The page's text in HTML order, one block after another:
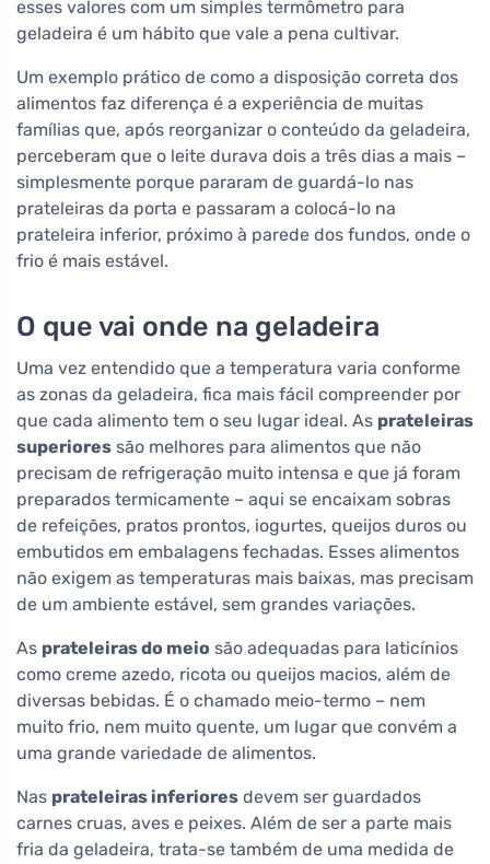
esses valores com um simples termômetro para
geladeira é um hábito que vale a pena cultivar.
Um exemplo prático de como a disposição correta dos
alimentos faz diferença é a experiência de muitas
famílias que, após reorganizar o conteúdo da geladeira,
perceberam que o leite durava dois a três dias a mais –
simplesmente porque pararam de guardá-lo nas
prateleiras da porta e passaram a colocá-lo na
prateleira inferior, próximo à parede dos fundos, onde o
frio é mais estável.
O que vai onde na geladeira
Uma vez entendido que a temperatura varia conforme
as zonas da geladeira, fica mais fácil compreender por
que cada alimento tem o seu lugar ideal. As prateleiras
superiores são melhores para alimentos que não
precisam de refrigeração muito intensa e que já foram
preparados termicamente – aqui se encaixam sobras
de refeições, pratos prontos, iogurtes, queijos duros ou
embutidos em embalagens fechadas. Esses alimentos
não exigem as temperaturas mais baixas, mas precisam
de um ambiente estável, sem grandes variações.
As prateleiras do meio são adequadas para laticínios
como creme azedo, ricota ou queijos macios, além de
diversas bebidas. É o chamado meio-termo – nem
muito frio, nem muito quente, um lugar que convém a
uma grande variedade de alimentos.
Nas prateleiras inferiores devem ser guardados
carnes cruas, aves e peixes. Além de ser a parte mais
fria da geladeira, trata-se também de uma medida de